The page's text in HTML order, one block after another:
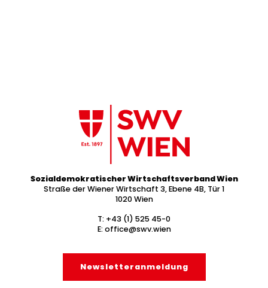
Sozialdemokratischer Wirtschaftsverband Wien
Straße der Wiener Wirtschaft 3, Ebene 4B, Tür 1
1020 Wien
T: +43 (1) 525 45-0
E: office@swv.wien
Newsletter­anmeldung